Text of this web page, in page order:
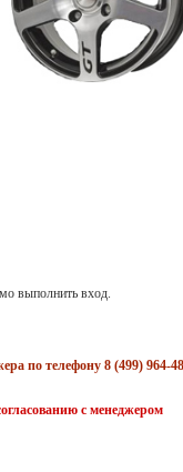
выполнить вход.
по телефону 8 (499) 964-
с менеджером